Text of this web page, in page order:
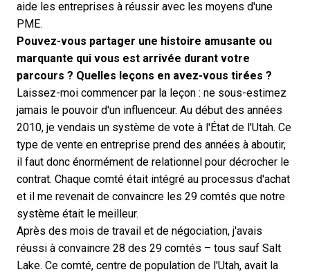
aide les entreprises à réussir avec les moyens d'une
PME.
Pouvez-vous partager une histoire amusante ou
marquante qui vous est arrivée durant votre
parcours ? Quelles leçons en avez-vous tirées ?
Laissez-moi commencer par la leçon : ne sous-estimez
jamais le pouvoir d'un influenceur. Au début des années
2010, je vendais un système de vote à l'État de l'Utah. Ce
type de vente en entreprise prend des années à aboutir,
il faut donc énormément de relationnel pour décrocher le
contrat. Chaque comté était intégré au processus d'achat
et il me revenait de convaincre les 29 comtés que notre
système était le meilleur.
Après des mois de travail et de négociation, j'avais
réussi à convaincre 28 des 29 comtés – tous sauf Salt
Lake. Ce comté, centre de population de l'Utah, avait la